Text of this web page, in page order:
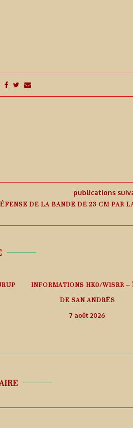
publications
DE LA BANDE DE 23 CM PAR
INFORMATIONS HK0/W1SRR
DE SAN ANDRÉS
7 août 2026